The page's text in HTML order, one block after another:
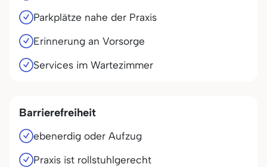
Parkplätze nahe der Praxis
Erinnerung an Vorsorge
Services im Wartezimmer
Barrierefreiheit
ebenerdig oder Aufzug
Praxis ist rollstuhlgerecht